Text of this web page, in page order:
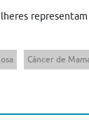
Câncer de